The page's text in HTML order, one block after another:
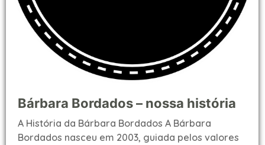
Bárbara Bordados – nossa história
A História da Bárbara Bordados A Bárbara
Bordados nasceu em 2003, guiada pelos valores